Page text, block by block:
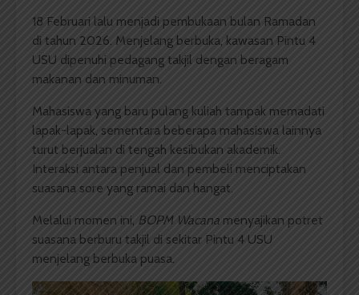
18 Februari lalu menjadi pembukaan bulan Ramadan
di tahun 2026. Menjelang berbuka, kawasan Pintu 4
USU dipenuhi pedagang takjil dengan beragam
makanan dan minuman.
Mahasiswa yang baru pulang kuliah tampak memadati
lapak-lapak, sementara beberapa mahasiswa lainnya
turut berjualan di tengah kesibukan akademik.
Interaksi antara penjual dan pembeli menciptakan
suasana sore yang ramai dan hangat.
Melalui momen ini, BOPM Wacana menyajikan potret
suasana berburu takjil di sekitar Pintu 4 USU
menjelang berbuka puasa.